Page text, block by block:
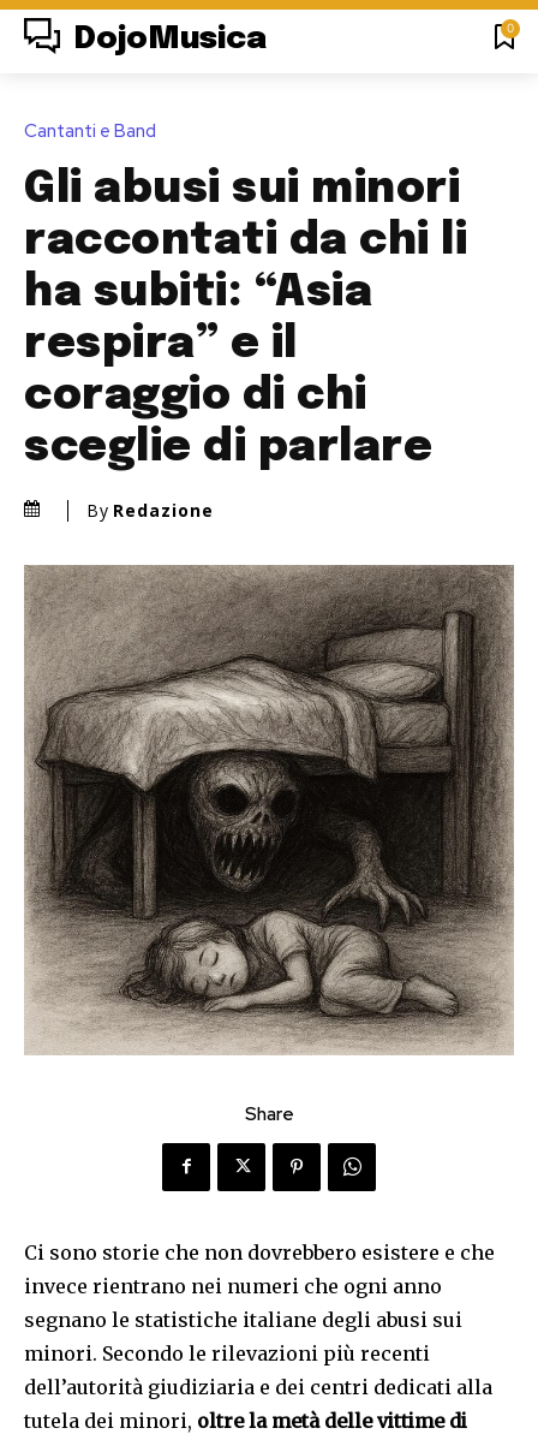
DojoMusica 0
Cantanti e Band
Gli abusi sui minori
raccontati da chi li
ha subiti: “Asia
respira” e il
coraggio di chi
sceglie di parlare
By Redazione
Share
Ci sono storie che non dovrebbero esistere e che
invece rientrano nei numeri che ogni anno
segnano le statistiche italiane degli abusi sui
minori. Secondo le rilevazioni più recenti
dell’autorità giudiziaria e dei centri dedicati alla
tutela dei minori, oltre la metà delle vittime di